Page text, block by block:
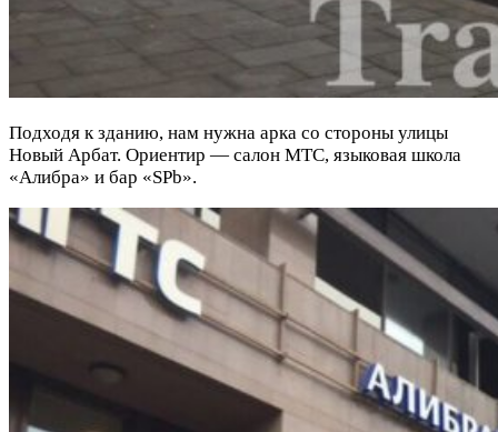
Подходя к зданию, нам нужна арка со стороны улицы
Новый Арбат. Ориентир — салон МТС, языковая школа
«Алибра» и бар «SPb».